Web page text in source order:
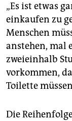
In Hamburg
Diakonie drei
werden
genutzt und
unterstützt.
„Es ist etwas
einkaufen zu
Menschen
anstehen, mal
zweieinhalb
vorkommen,
Toilette
Die